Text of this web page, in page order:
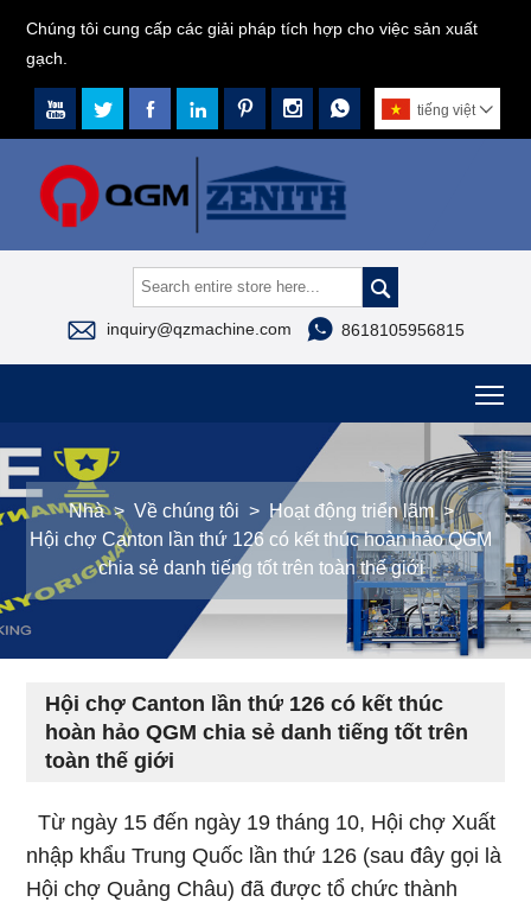
Chúng tôi cung cấp các giải pháp tích hợp cho việc sản xuất
gạch.
       tiếng việt 

 inquiry@qzmachine.com  8618105956815
Nhà > Về chúng tôi > Hoạt động triển lãm >
Hội chợ Canton lần thứ 126 có kết thúc hoàn hảo QGM
chia sẻ danh tiếng tốt trên toàn thế giới
Hội chợ Canton lần thứ 126 có kết thúc
hoàn hảo QGM chia sẻ danh tiếng tốt trên
toàn thế giới
Từ ngày 15 đến ngày 19 tháng 10, Hội chợ Xuất
nhập khẩu Trung Quốc lần thứ 126 (sau đây gọi là
Hội chợ Quảng Châu) đã được tổ chức thành